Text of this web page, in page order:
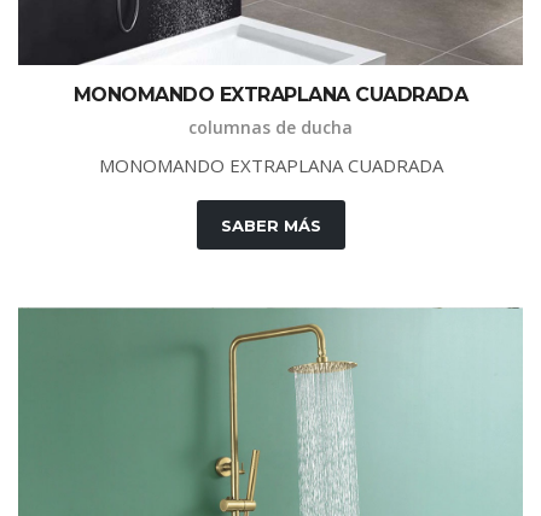
MONOMANDO EXTRAPLANA CUADRADA
columnas de ducha
MONOMANDO EXTRAPLANA CUADRADA
SABER MÁS